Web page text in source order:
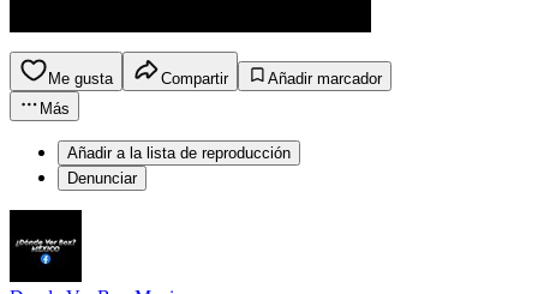
Me gusta Compartir
Añadir marcador
Más
Añadir a la lista de reproducción
Denunciar